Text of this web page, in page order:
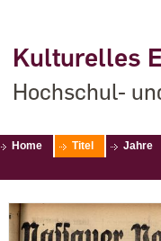
Kulturelles
Hochschul-
Home Titel Jahre